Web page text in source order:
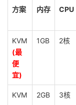
方案 内存 CPU
KVM
(最
便
宜)
1GB 2核
KVM 2GB 3核